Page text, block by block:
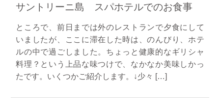
サントリーニ島 スパホテルでのお食事
ところで、前日までは外のレストランで夕食にして
いましたが、ここに滞在した時は、のんびり、ホテ
ルの中で過ごしました。ちょっと健康的なギリシャ
料理？という上品な味つけで、なかなか美味しかっ
たです。いくつかご紹介します。↓少々 […]